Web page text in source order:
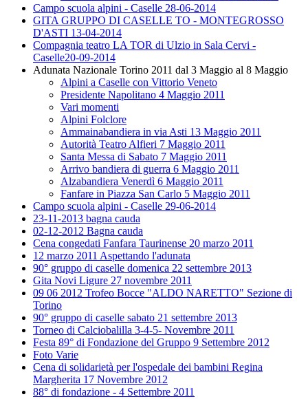
Campo scuola alpini - Caselle 28-06-2014
GITA GRUPPO DI CASELLE TO - MONTEGROSSO
D'ASTI 13-04-2014
Compagnia teatro LA TOR di Ulzio in Sala Cervi -
Caselle20-09-2014
Adunata Nazionale Torino 2011 dal 3 Maggio al 8 Maggio
Alpini a Caselle con Vittorio Veneto
Presidente Napolitano 4 Maggio 2011
Vari momenti
Alpini Folclore
Ammainabandiera in via Asti 13 Maggio 2011
Autorità Teatro Alfieri 7 Maggio 2011
Santa Messa di Sabato 7 Maggio 2011
Arrivo bandiera di guerra 6 Maggio 2011
Alzabandiera Venerdì 6 Maggio 2011
Fanfare in Piazza San Carlo 5 Maggio 2011
Campo scuola alpini - Caselle 29-06-2014
23-11-2013 bagna cauda
02-12-2012 Bagna cauda
Cena congedati Fanfara Taurinense 20 marzo 2011
12 marzo 2011 Aspettando l'adunata
90° gruppo di caselle domenica 22 settembre 2013
Gita Novi Ligure 27 novembre 2011
09 06 2012 Trofeo Bocce "ALDO NARETTO" Sezione di
Torino
90° gruppo di caselle sabato 21 settembre 2013
Torneo di Calciobalilla 3-4-5- Novembre 2011
Festa 89° di Fondazione del Gruppo 9 Settembre 2012
Foto Varie
Cena di solidarietà per l'ospedale dei bambini Regina
Margherita 17 Novembre 2012
88° di fondazione - 4 Settembre 2011